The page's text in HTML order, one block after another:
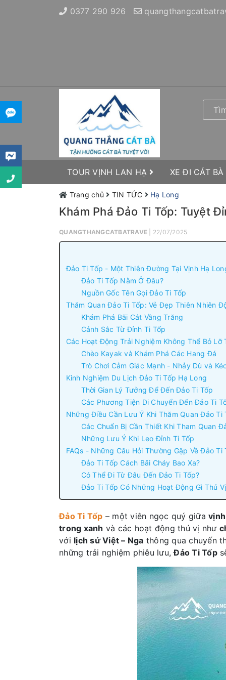
0377 290 926
TOUR VỊNH LAN HẠ XE ĐI CÁT BÀ
Trang chủ TIN TỨC Hạ Long
Khám Phá Đảo Ti Tốp: Tuyệt
QUANGTHANGCATBATRAVE | 22/07/2025
Đảo Ti Tốp - Một Thiên Đường Tại Vịnh Hạ
Đảo Ti Tốp Nằm Ở Đâu?
Nguồn Gốc Tên Gọi Đảo Ti Tốp
Thăm Quan Đảo Ti Tốp: Vẻ Đẹp Thiên Nhiên
Khám Phá Bãi Cát Vầng Trăng
Cảnh Sắc Từ Đỉnh Ti Tốp
Các Hoạt Động Trải Nghiệm Không Thể Bỏ Lỡ
Chèo Kayak và Khám Phá Các Hang Đá
Trò Chơi Cảm Giác Mạnh - Nhảy Dù và
Kinh Nghiệm Du Lịch Đảo Ti Tốp Hạ Long
Thời Gian Lý Tưởng Để Đến Đảo Ti Tốp
Các Phương Tiện Di Chuyển Đến Đảo Ti
Những Điều Cần Lưu Ý Khi Thăm Quan Đảo Ti
Các Chuẩn Bị Cần Thiết Khi Tham Quan
Những Lưu Ý Khi Leo Đỉnh Ti Tốp
FAQs - Những Câu Hỏi Thường Gặp Về Đảo Ti
Đảo Ti Tốp Cách Bãi Cháy Bao Xa?
Có Thể Đi Từ Đâu Đến Đảo Ti Tốp?
Đảo Ti Tốp Có Những Hoạt Động Gì Thú
Đảo Ti Tốp – một viên ngọc quý giữa
trong xanh và các hoạt động thú vị như
với lịch sử Việt – Nga thông qua chuyến
những trải nghiệm phiêu lưu,Đảo Ti Tốp